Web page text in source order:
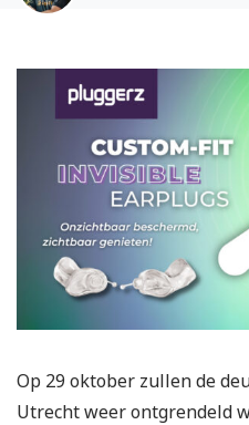
Op 29 oktober zullen de
Utrecht weer ontgrendeld